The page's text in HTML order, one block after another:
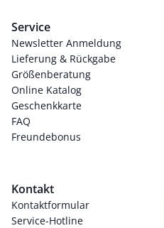
Service
Newsletter Anmeldung
Lieferung & Rückgabe
Größenberatung
Online Katalog
Geschenkkarte
FAQ
Freundebonus
Kontakt
Kontaktformular
Service-Hotline